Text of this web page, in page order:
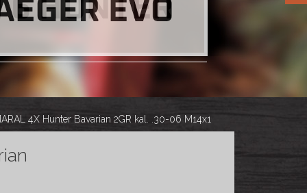
4X Hunter Bavarian 2GR kal. .30-06 M14x1